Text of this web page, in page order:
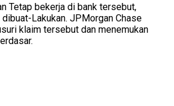
Tetap bekerja di bank tersebut,
Lakukan. JPMorgan Chase
klaim tersebut dan menemukan